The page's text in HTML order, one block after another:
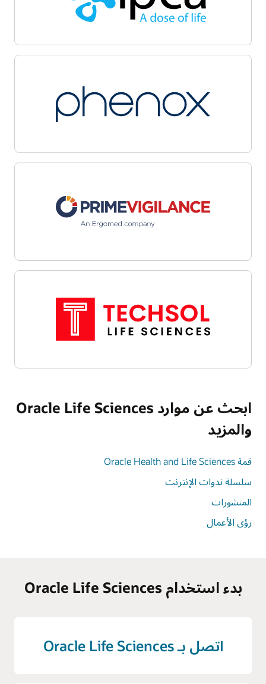
ابحث عن موارد Oracle Life Sciences
والمزيد
قمة Oracle Health and Life Sciences
سلسلة ندوات الإنترنت
المنشورات
رؤى الأعمال
بدء استخدام Oracle Life Sciences
اتصل بـ Oracle Life Sciences